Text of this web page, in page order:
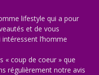
lifestyle qui a pour
et de vous
l’homme
« coup de coeur » que
régulièrement notre avis